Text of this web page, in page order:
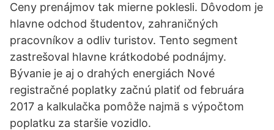
Ceny prenájmov tak mierne poklesli. Dôvodom je
hlavne odchod študentov, zahraničných
pracovníkov a odliv turistov. Tento segment
zastrešoval hlavne krátkodobé podnájmy.
Bývanie je aj o drahých energiách Nové
registračné poplatky začnú platiť od februára
2017 a kalkulačka pomôže najmä s výpočtom
poplatku za staršie vozidlo.